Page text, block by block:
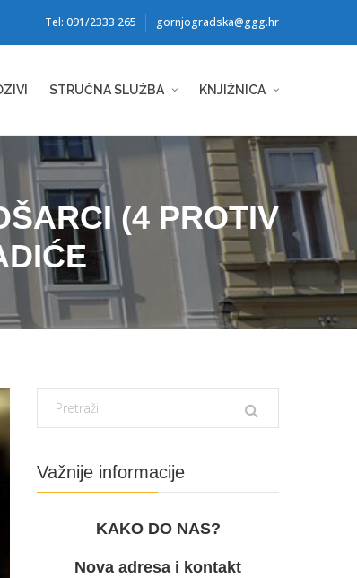
Tel: 091/2333 265 gornjogradska@ggg.hr
STRUČNA SLUŽBA KNJIŽNICA
(4 PROTIV
Važnije informacije
KAKO DO NAS?
Nova adresa i kontakt